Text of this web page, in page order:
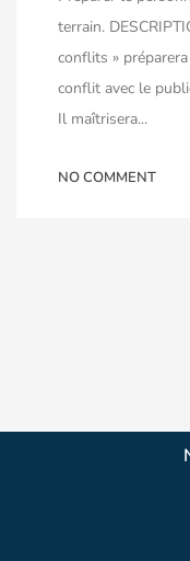
terrain.
conflits »
conflit avec le
Il maîtrisera...
NO COMMENT